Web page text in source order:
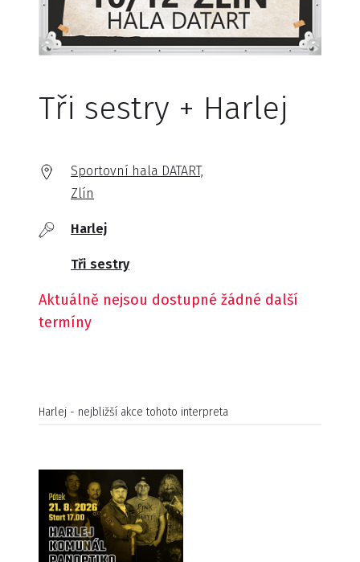
Tři sestry + Harlej
Sportovní hala DATART,
Zlín
Harlej
Tři sestry
Aktuálně nejsou dostupné žádné další
termíny
Harlej - nejbližší akce tohoto interpreta